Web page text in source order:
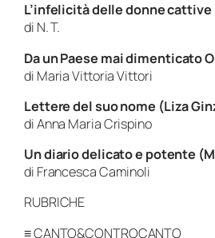
L’infelicità delle donne
di N. T.
Da un Paese mai dimenticato
di Maria Vittoria Vittori
Lettere del suo nome (Liza
di Anna Maria Crispino
Un diario delicato e potente
di Francesca Caminoli
RUBRICHE
≡ CANTO&CONTROCANTO